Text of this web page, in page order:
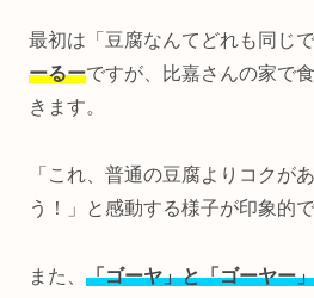
最初は「豆腐なんてどれも同じ
ーるーですが、比嘉さんの家で
きます。
「これ、普通の豆腐よりコクが
う！」と感動する様子が印象的で
また、 「ゴーヤ」と「ゴーヤー